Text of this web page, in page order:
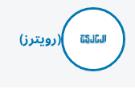
(رويترز)